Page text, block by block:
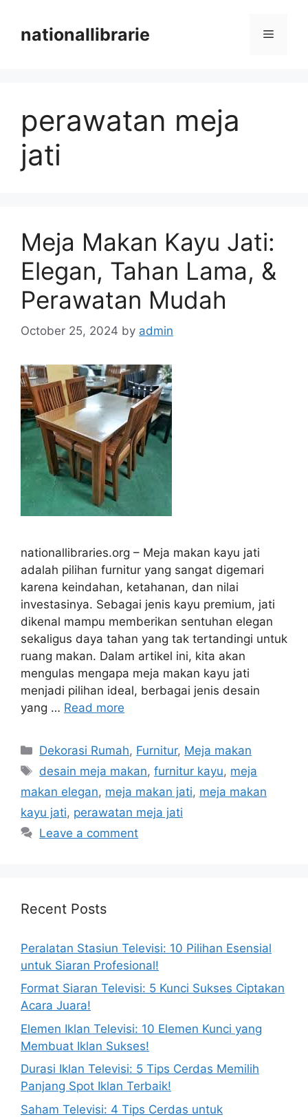
contentnationallibrarie Menu
perawatan meja
jati
Meja Makan Kayu Jati:
Elegan, Tahan Lama, &
Perawatan Mudah
October 25, 2024 by admin
nationallibraries.org – Meja makan kayu jati
adalah pilihan furnitur yang sangat digemari
karena keindahan, ketahanan, dan nilai
investasinya. Sebagai jenis kayu premium, jati
dikenal mampu memberikan sentuhan elegan
sekaligus daya tahan yang tak tertandingi untuk
ruang makan. Dalam artikel ini, kita akan
mengulas mengapa meja makan kayu jati
menjadi pilihan ideal, berbagai jenis desain
yang … Read more
Categories
Dekorasi Rumah, Furnitur, Meja makan
Tags
desain meja makan,furnitur kayu, meja
makan elegan, meja makan jati, meja makan
kayu jati, perawatan meja jati
Leave a comment
Recent Posts
Peralatan Stasiun Televisi: 10 Pilihan Esensial
untuk Siaran Profesional!
Format Siaran Televisi: 5 Kunci Sukses Ciptakan
Acara Juara!
Elemen Iklan Televisi: 10 Elemen Kunci yang
Membuat Iklan Sukses!
Durasi Iklan Televisi: 5 Tips Cerdas Memilih
Panjang Spot Iklan Terbaik!
Saham Televisi: 4 Tips Cerdas untuk